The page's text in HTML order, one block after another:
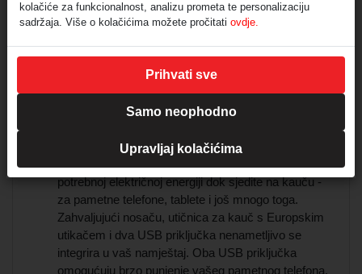
neposrednoj blizini, tako da više ne morate dosezati
iza kauča.
Sadržaj pakiranja: 1x brennenstuhl®estilo produžni
Europski utikač / 2x USB) uključujući čičak trake za
vezanje kabela - u najboljoj kvaliteti od brennenstuhl-
potrebnoj električnoj energiji dok sjedite na kauču -
za pametne telefone, tablete i još mnogo toga.
Zahvaljujući nosaču, utičnica za kauč s Europskim
utikačem i dva USB priključka nenametljivo se
integrira u vaš namještaj. Oba USB priključka
omogućuju brzo punjenje vašeg pametnog telefona,
kolačiće za funkcionalnost, analizu prometa te personalizaciju
sadržaja. Više o kolačićima možete pročitati ovdje.
Prihvati sve
Samo neophodno
Upravljaj kolačićima